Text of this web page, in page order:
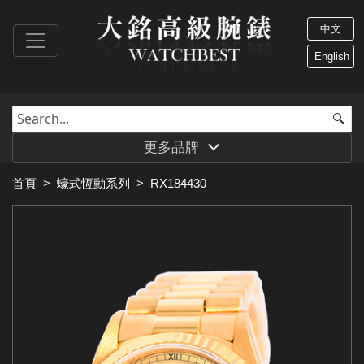
中文
English
更多品牌
首頁 > 蠔式恆動系列 > RX184430